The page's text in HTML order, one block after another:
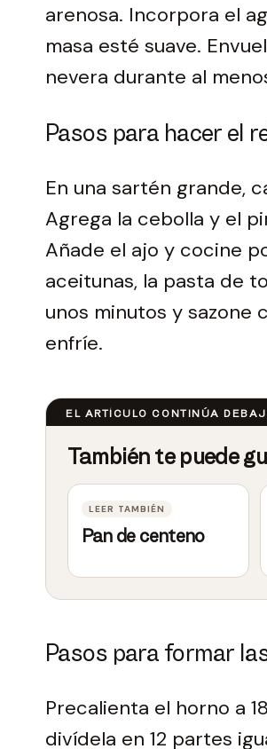
arenosa. Incorpora el
masa esté suave.
nevera durante al
Pasos para hacer el
En una sartén grande,
Agrega la cebolla y el
Añade el ajo y cocine
aceitunas, la pasta de
unos minutos y sazone
enfríe.
Pan de centeno
Pasos para formar
Precalienta el horno a
divídela en 12 partes